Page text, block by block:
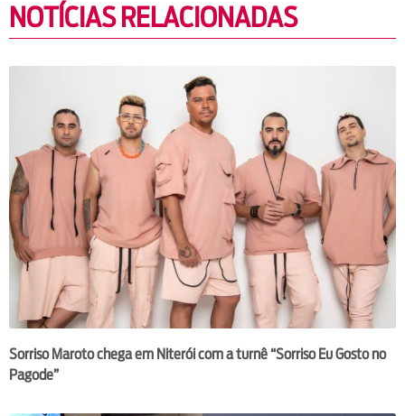
NOTÍCIAS RELACIONADAS
Sorriso Maroto chega em Niterói com a turnê “Sorriso Eu Gosto no
Pagode”